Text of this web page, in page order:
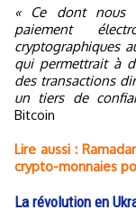
« Ce dont nous
paiement
cryptographiques
qui permettrait à
des transactions
un tiers de
Bitcoin
Lire aussi :
crypto-monnaies
La révolution en